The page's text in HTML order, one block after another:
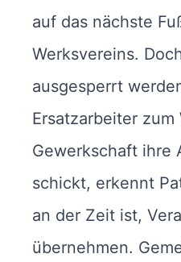
auf das nächste
Werksvereins.
ausgesperrt
Ersatzarbeiter
Gewerkschaft ihre
schickt, erkennt
an der Zeit ist,
übernehmen.